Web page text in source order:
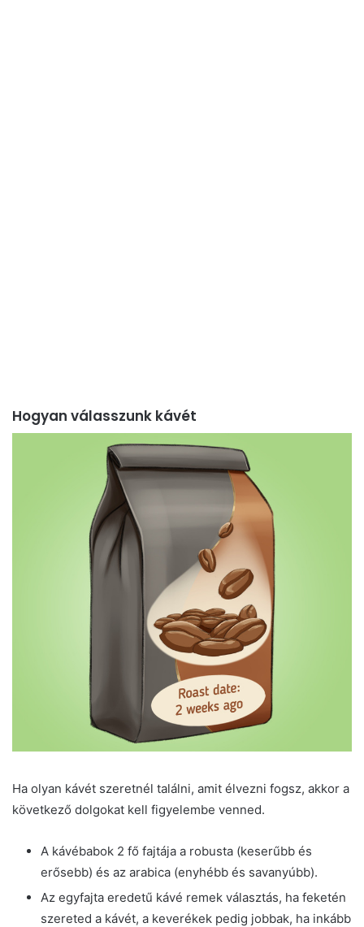
Hogyan válasszunk kávét
Ha olyan kávét szeretnél találni, amit élvezni fogsz, akkor a
következő dolgokat kell figyelembe venned.
A kávébabok 2 fő fajtája a robusta (keserűbb és
erősebb) és az arabica (enyhébb és savanyúbb).
Az egyfajta eredetű kávé remek választás, ha feketén
szereted a kávét, a keverékek pedig jobbak, ha inkább